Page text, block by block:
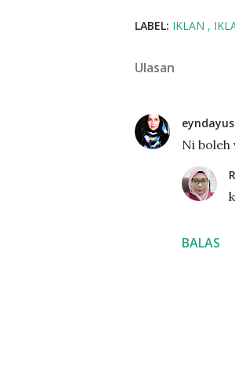
LABEL: IKLAN
Ulasan
Ni boleh
BALAS